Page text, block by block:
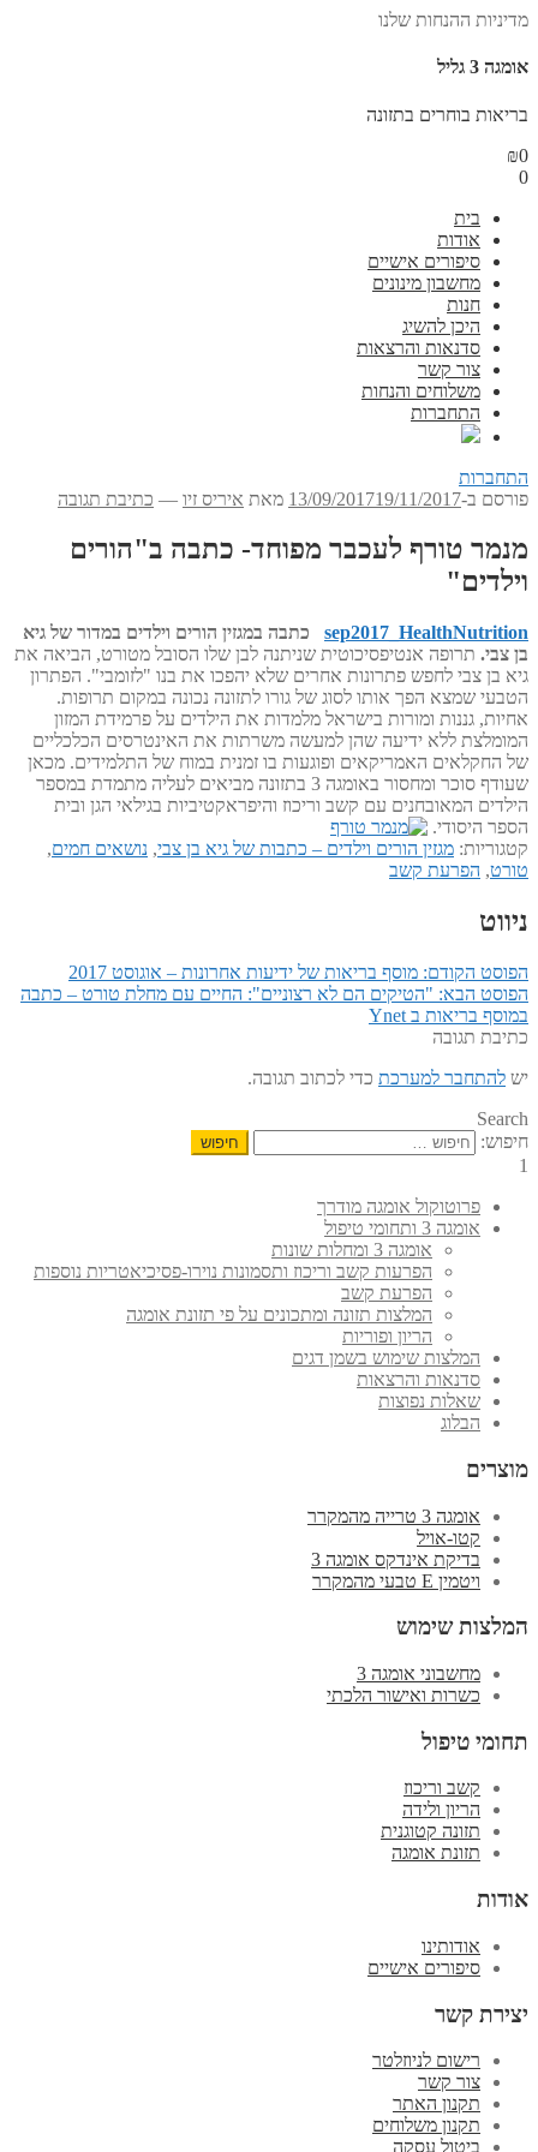
מדיניות ההנחות שלנו
אומגה 3 גליל
בריאות בוחרים בתזונה
₪0
0
בית
אודות
סיפורים אישיים
מחשבון מינונים
חנות
היכן להשיג
סדנאות והרצאות
צור קשר
משלוחים והנחות
התחברות
התחברות
פורסם ב-
13/09/201719/11/2017 מאת איריס זיו — כתיבת תגובה
מנמר טורף לעכבר מפוחד- כתבה ב"הורים
וילדים"
sep2017_HealthNutrition כתבה במגזין הורים וילדים במדור של גיא
בן צבי. תרופה אנטיפסיכוטית שניתנה לבן שלו הסובל מטורט, הביאה את
גיא בן צבי לחפש פתרונות אחרים שלא יהפכו את בנו "לזומבי". הפתרון
הטבעי שמצא הפך אותו לסוג של גורו לתזונה נכונה במקום תרופות.
אחיות, גננות ומורות בישראל מלמדות את הילדים על פרמידת המזון
המומלצת ללא ידיעה שהן למעשה משרתות את האינטרסים הכלכליים
של החקלאים האמריקאים ופוגעות בו זמנית במוח של התלמידים. מכאן
שעודף סוכר ומחסור באומגה 3 בתזונה מביאים לעליה מתמדת במספר
הילדים המאובחנים עם קשב וריכוז והיפראקטיביות בגילאי הגן ובית
הספר היסודי.
קטגוריות: מגזין הורים וילדים – כתבות של גיא בן צבי, נושאים חמים,
טורט, הפרעת קשב
ניווט
הפוסט הקודם: מוסף בריאות של ידיעות אחרונות – אוגוסט 2017
הפוסט הבא: "הטיקים הם לא רצוניים": החיים עם מחלת טורט – כתבה
במוסף בריאות ב Ynet
כתיבת תגובה
יש להתחבר למערכת כדי לכתוב תגובה.
Search
חיפוש:
1
פרוטוקול אומגה מודרך
אומגה 3 ותחומי טיפול
אומגה 3 ומחלות שונות
הפרעות קשב וריכוז ותסמונות נוירו-פסיכיאטריות נוספות
הפרעת קשב
המלצות תזונה ומתכונים על פי תזונת אומגה
הריון ופוריות
המלצות שימוש בשמן דגים
סדנאות והרצאות
שאלות נפוצות
הבלוג
מוצרים
אומגה 3 טרייה מהמקרר
קטו-אויל
בדיקת אינדקס אומגה 3
ויטמין E טבעי מהמקרר
המלצות שימוש
מחשבוני אומגה 3
כשרות ואישור הלכתי
תחומי טיפול
קשב וריכוז
הריון ולידה
תזונה קטוגנית
תזונת אומגה
אודות
אודותינו
סיפורים אישיים
יצירת קשר
רישום לניוזלטר
צור קשר
תקנון האתר
תקנון משלוחים
ביטול עסקה